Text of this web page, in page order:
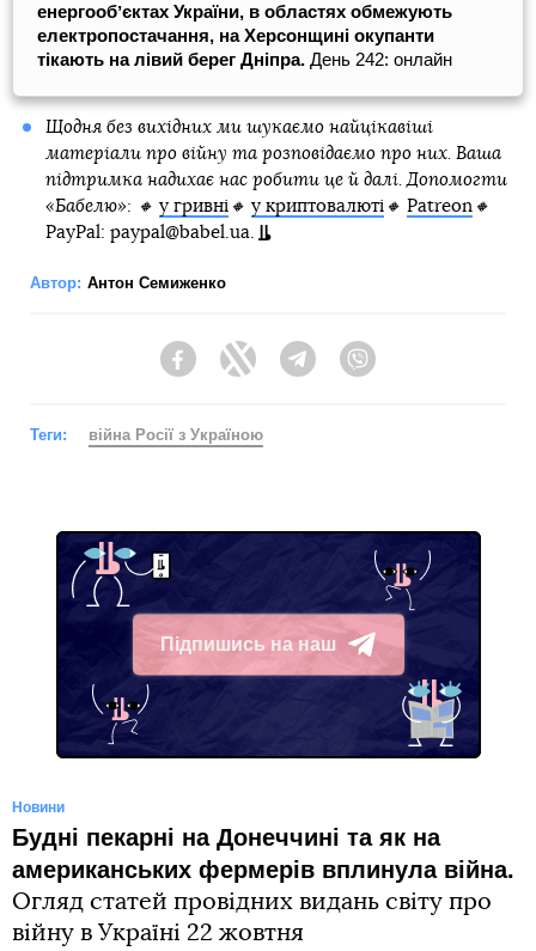
енергообʼєктах України, в областях обмежують
електропостачання, на Херсонщині окупанти
тікають на лівий берег Дніпра. День 242: онлайн
Щодня без вихідних ми шукаємо найцікавіші
матеріали про війну та розповідаємо про них. Ваша
підтримка надихає нас робити це й далі. Допомогти
«Бабелю»: 🔸 у гривні🔸 у криптовалюті🔸 Patreon🔸
PayPal: paypal@babel.ua.
Автор: Антон Семиженко
FacebookTwitter Telegram
Теги: війна Росії з Україною
Підпишись на наш
Telegram
Новини
Будні пекарні на Донеччині та як на
американських фермерів вплинула війна.
Огляд статей провідних видань світу про
війну в Україні 22 жовтня